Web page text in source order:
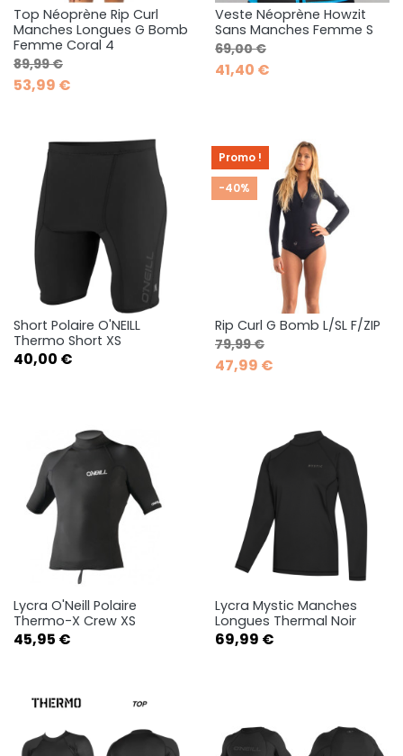
Top Néoprène Rip Curl
Manches Longues G Bomb
Femme Coral 4
Prix de base
89,99 €Prix
53,99 €
Veste Néoprène Howzit
Sans Manches Femme S
Prix de base
69,00 €Prix
41,40 €
Short Polaire O'NEILL
Thermo Short XS
Prix
40,00 €
Rip Curl G Bomb L/SL F/ZIP
Prix de base
79,99 €Prix
47,99 €
Promo !
-40%
Lycra O'Neill Polaire
Thermo-X Crew XS
Prix
45,95 €
Lycra Mystic Manches
Longues Thermal Noir
Prix
69,99 €